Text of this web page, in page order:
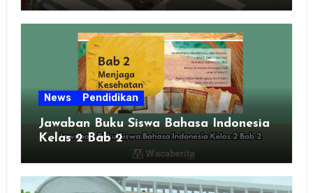
News Pendidikan
Jawaban Buku Siswa Bahasa Indonesia
Kelas 2 Bab 2